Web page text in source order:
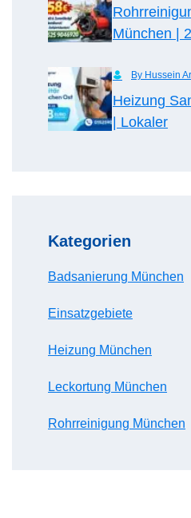
München |
By Hussein
Heizung
| Lokaler
Kategorien
Badsanierung München
Einsatzgebiete
Heizung München
Leckortung München
Rohrreinigung München